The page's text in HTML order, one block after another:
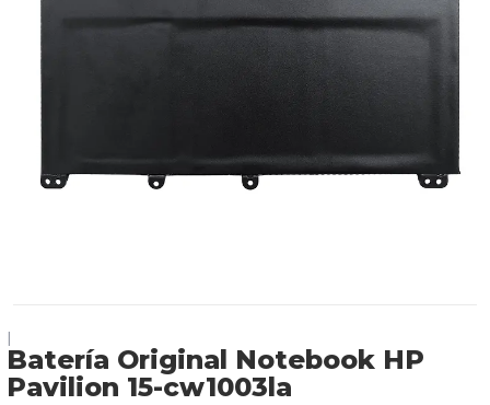
Batería Original Notebook HP
Pavilion 15-cw1003la